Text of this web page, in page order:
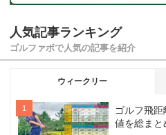
人気記事ランキング
ゴルファボで人気の記事を紹介
ウィークリー
ゴルフ飛
値を総まと